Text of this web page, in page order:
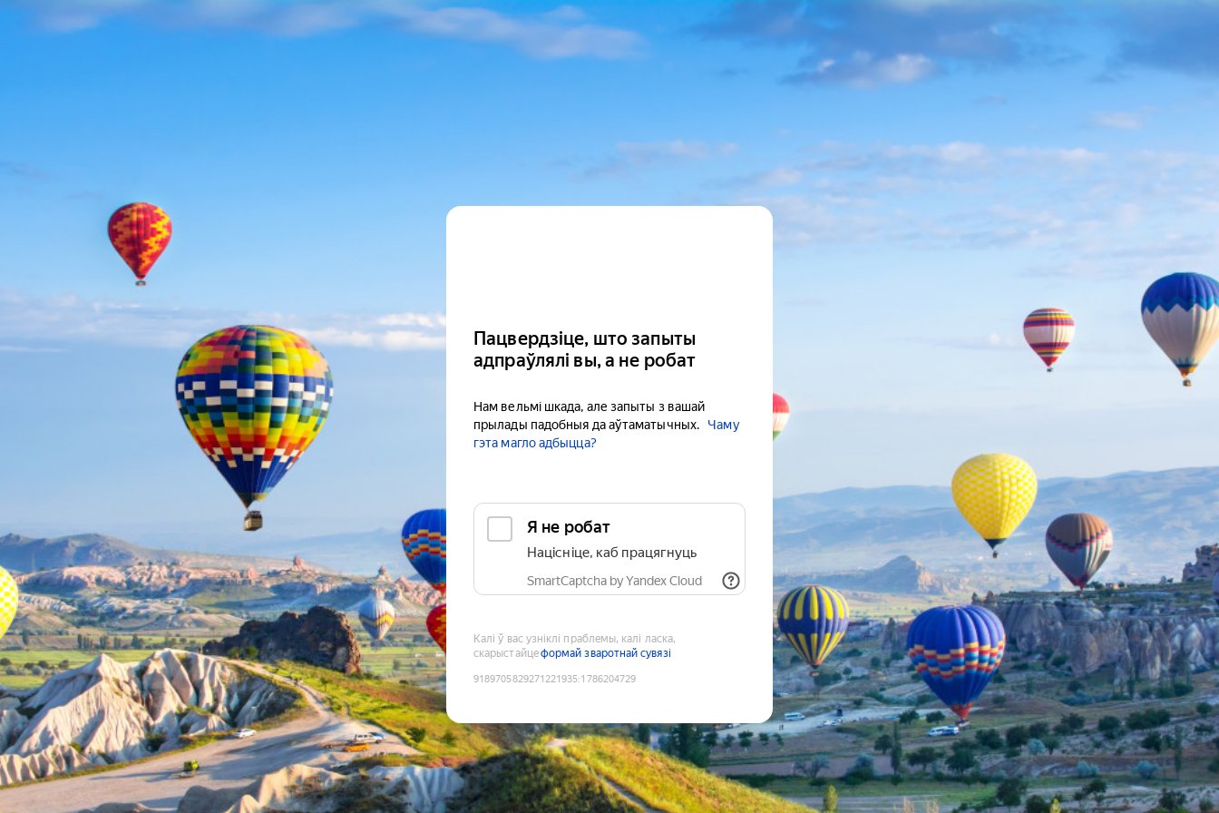
Пацвердзіце, што запыты
адпраўлялі вы, а не робат
Нам вельмі шкада, але запыты з вашай
прылады падобныя да аўтаматычных.
Чаму
гэта магло адбыцца?
Я не робат
Націсніце, каб працягнуць
SmartCaptcha by Yandex Cloud
Калі ў вас узніклі праблемы, калі ласка,
скарыстайцеформай зваротнай сувязі
9189705829271221935:1786204729